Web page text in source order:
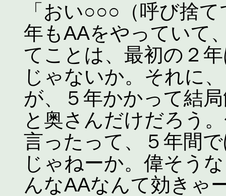
「おい○○○（呼び捨
年もAAをやっていて
てことは、最初の２
じゃないか。それに
が、５年かかって結
と奥さんだけだろう
言ったって、５年間
じゃねーか。偉そう
んなAAなんて効きゃ